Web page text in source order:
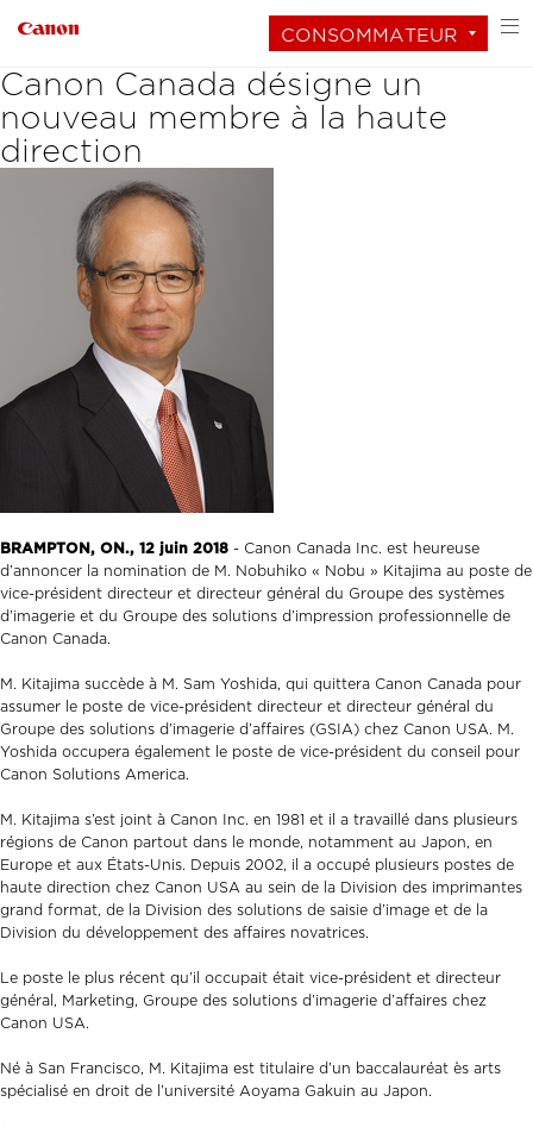
CONSOMMATEUR
Canon Canada désigne un
nouveau membre à la haute
direction
BRAMPTON, ON., 12 juin 2018 - Canon Canada Inc. est heureuse
d’annoncer la nomination de M. Nobuhiko « Nobu » Kitajima au poste de
vice-président directeur et directeur général du Groupe des systèmes
d’imagerie et du Groupe des solutions d’impression professionnelle de
Canon Canada.
M. Kitajima succède à M. Sam Yoshida, qui quittera Canon Canada pour
assumer le poste de vice-président directeur et directeur général du
Groupe des solutions d’imagerie d’affaires (GSIA) chez Canon USA. M.
Yoshida occupera également le poste de vice-président du conseil pour
Canon Solutions America.
M. Kitajima s’est joint à Canon Inc. en 1981 et il a travaillé dans plusieurs
régions de Canon partout dans le monde, notamment au Japon, en
Europe et aux États-Unis. Depuis 2002, il a occupé plusieurs postes de
haute direction chez Canon USA au sein de la Division des imprimantes
grand format, de la Division des solutions de saisie d’image et de la
Division du développement des affaires novatrices.
Le poste le plus récent qu’il occupait était vice-président et directeur
général, Marketing, Groupe des solutions d’imagerie d’affaires chez
Canon USA.
Né à San Francisco, M. Kitajima est titulaire d’un baccalauréat ès arts
spécialisé en droit de l’université Aoyama Gakuin au Japon.